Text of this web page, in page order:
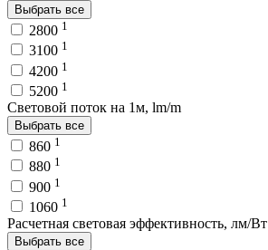
Выбрать все
2800 1
3100 1
4200 1
5200 1
Световой поток на 1м, lm/m
Выбрать все
860 1
880 1
900 1
1060 1
Расчетная световая эффективность, лм/Вт
Выбрать все